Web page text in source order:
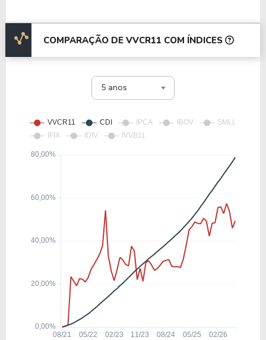
COMPARAÇÃO DE VVCR11 COM ÍNDICES
5 anos